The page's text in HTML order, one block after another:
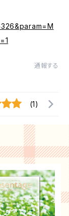
通報する
(1)